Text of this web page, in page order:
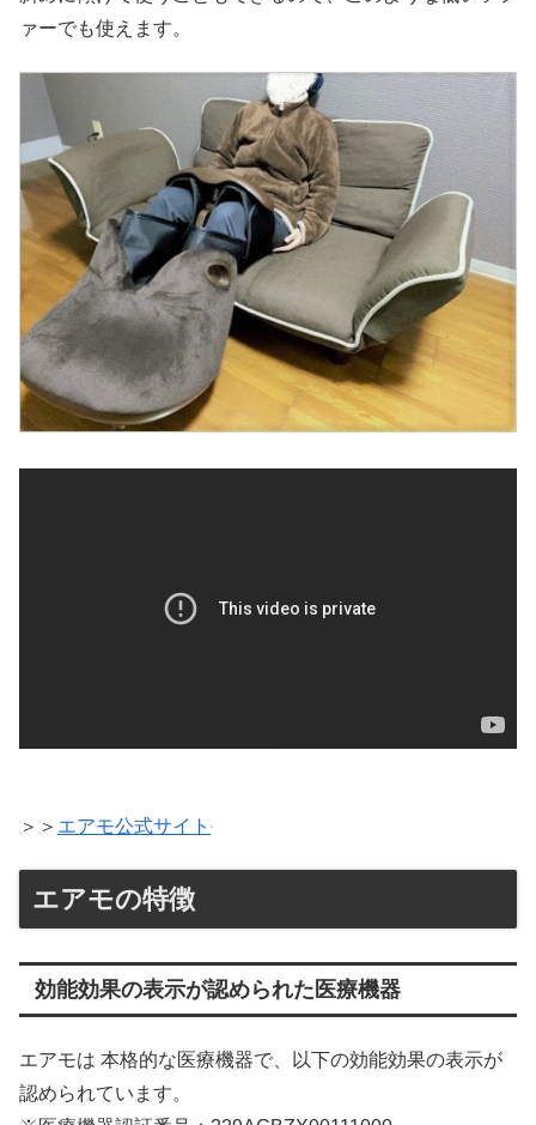
ァーでも使えます。
＞＞ エアモ公式サイト
エアモの特徴
効能効果の表示が認められた医療機器
エアモは 本格的な医療機器で、以下の効能効果の表示が
認められています。